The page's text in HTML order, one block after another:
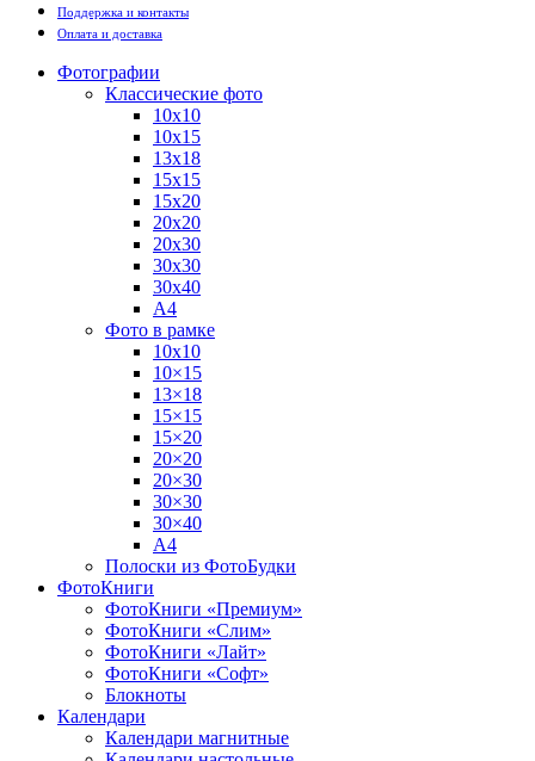
Поддержка и контакты
Оплата и доставка
Фотографии
Классические фото
10х10
10х15
13х18
15х15
15х20
20х20
20х30
30х30
30х40
А4
Фото в рамке
10х10
10×15
13×18
15×15
15×20
20×20
20×30
30×30
30×40
A4
Полоски из ФотоБудки
ФотоКниги
ФотоКниги «Премиум»
ФотоКниги «Слим»
ФотоКниги «Лайт»
ФотоКниги «Софт»
Блокноты
Календари
Календари магнитные